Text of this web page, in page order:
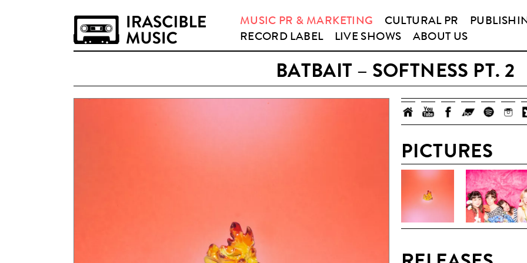
MUSIC PR & MARKETING CULTURAL PR
RECORD LABEL
LIVE SHOWS ABOUT US
BATBAIT – SOFTNESS PT. 2
PICTURES